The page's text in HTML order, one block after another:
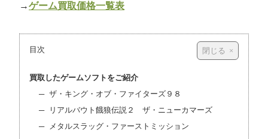
→ゲーム買取価格一覧表
目次
買取したゲームソフトをご紹介
ザ・キング・オブ・ファイターズ９８
リアルバウト餓狼伝説２ ザ・ニューカマーズ
メタルスラッグ・ファーストミッション